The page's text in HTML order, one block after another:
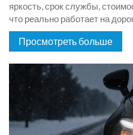
яркость, срок службы,
что реально работает на
Просмотреть больше